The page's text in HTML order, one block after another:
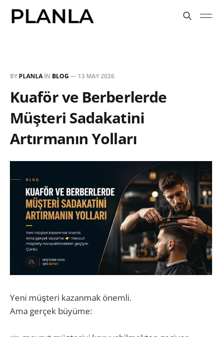
BY PLANLAIN BLOG — 13 MAY 2026
Kuaför ve Berberlerde
Müşteri Sadakatini
Artırmanın Yolları
Yeni müşteri kazanmak önemli.
Ama gerçek büyüme: